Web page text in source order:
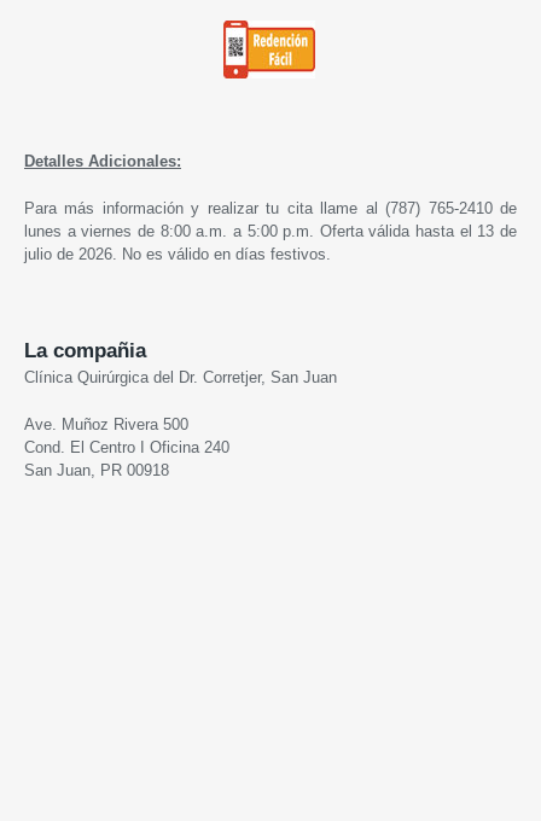
Detalles Adicionales:
Para más información y realizar tu cita llame al (787) 765-2410 de
lunes a viernes de 8:00 a.m. a 5:00 p.m. Oferta válida hasta el 13 de
julio de 2026. No es válido en días festivos.
La compañia
Clínica Quirúrgica del Dr. Corretjer, San Juan
Ave. Muñoz Rivera 500
Cond. El Centro I Oficina 240
San Juan, PR 00918